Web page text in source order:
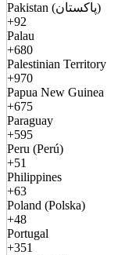
Pakistan (پاکستان)
+92
Palau
+680
Palestinian Territory
+970
Papua New Guinea
+675
Paraguay
+595
Peru (Perú)
+51
Philippines
+63
Poland (Polska)
+48
Portugal
+351